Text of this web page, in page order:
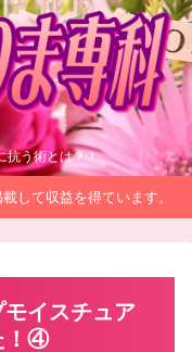
抗う術とは？！
して収益を得ています。
イスチュア
！④